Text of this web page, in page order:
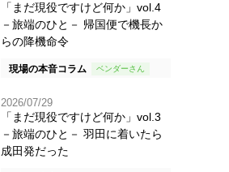
「まだ現役ですけど何か」vol.4
－旅端のひと－ 帰国便で機長か
らの降機命令
現場の本音コラム
2026/07/29
「まだ現役ですけど何か」vol.3
－旅端のひと－ 羽田に着いたら
成田発だった